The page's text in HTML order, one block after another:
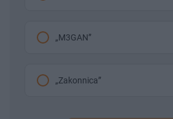
„M3GAN”
„Zakonnica”